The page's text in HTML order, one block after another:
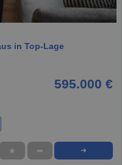
1 / 13
in Top-Lage
595.000 €
★ ➦ ➜